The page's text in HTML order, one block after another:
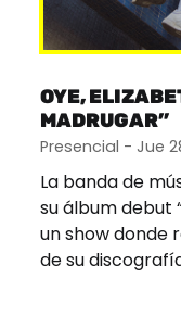
OYE,
MADRUGAR”
Presencial - Jue
La banda de
su álbum debut
un show donde
de su